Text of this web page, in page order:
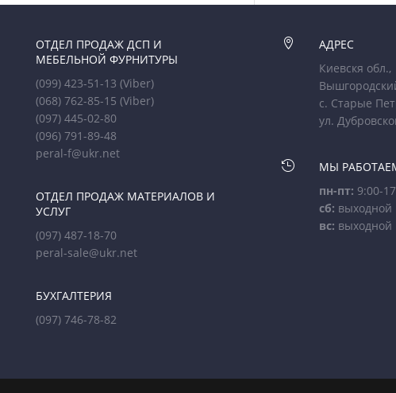
ОТДЕЛ ПРОДАЖ ДСП И
МЕБЕЛЬНОЙ ФУРНИТУРЫ
(099) 423-51-13(Viber)
(068) 762-85-15(Viber)
(097) 445-02-80
(096) 791-89-48
peral-f@ukr.net
ОТДЕЛ ПРОДАЖ МАТЕРИАЛОВ И
УСЛУГ
(097) 487-18-70
peral-sale@ukr.net
БУХГАЛТЕРИЯ
(097) 746-78-82

АДРЕС
Киевскя обл.,
с. Старые
ул.

МЫ
пн-пт: 9:00-
сб: выходной
вс: выходной